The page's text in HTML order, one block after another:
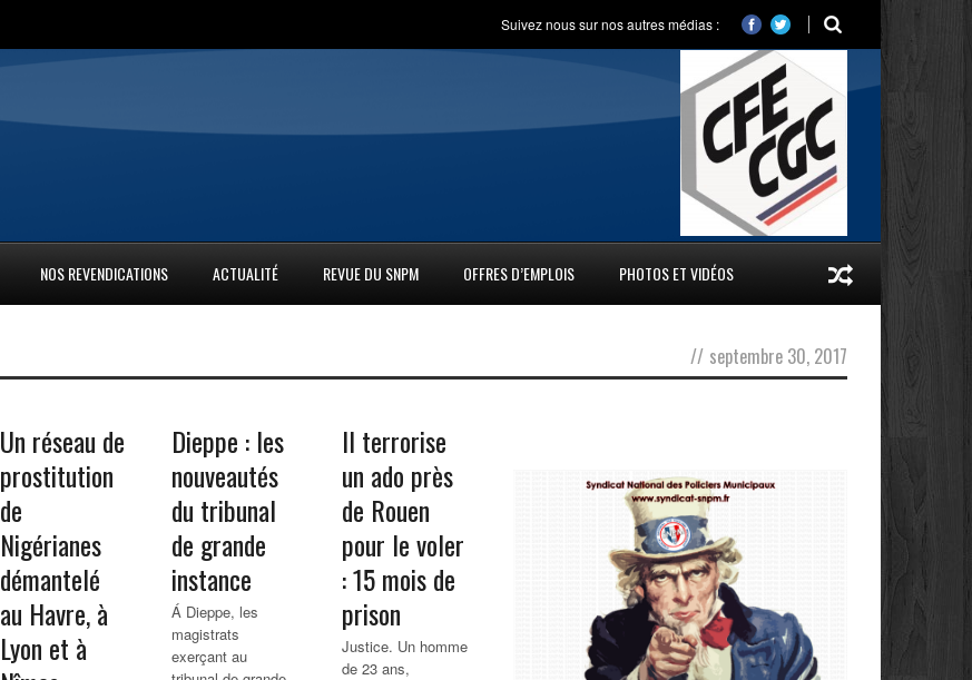
Suivez nous sur nos autres médias :
NOS REVENDICATIONS ACTUALITÉ REVUE DU SNPM OFFRES D’EMPLOIS PHOTOS ET VIDÉOS
// septembre 30, 2017
Un réseau de
prostitution
de
Nigérianes
démantelé
au Havre, à
Lyon et à
Dieppe : les
nouveautés
du tribunal
de grande
instance
Á Dieppe, les
magistrats
exerçant au
Il terrorise
un ado près
de Rouen
pour le voler
: 15 mois de
prison
Justice. Un homme
de 23 ans,